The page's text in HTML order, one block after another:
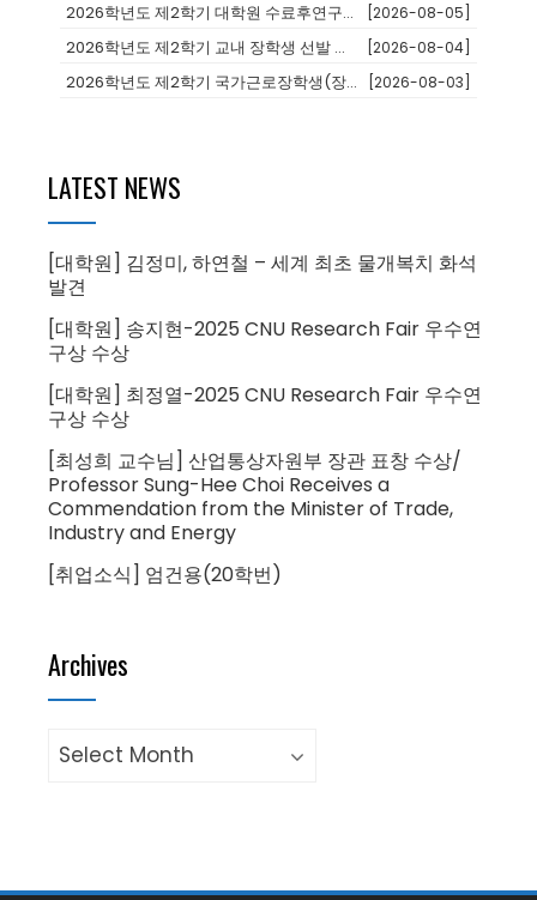
2026학년도 제2학기 대학원 수료후연구생 등록 안내 [2026-08-05]
2026학년도 제2학기 교내 장학생 선발 안내 [2026-08-04]
2026학년도 제2학기 국가근로장학생(장애대학생 봉사유형) 모집 안내 [2026-08-03]
LATEST NEWS
[대학원] 김정미, 하연철 – 세계 최초 물개복치 화석
발견
[대학원] 송지현-2025 CNU Research Fair 우수연
구상 수상
[대학원] 최정열-2025 CNU Research Fair 우수연
구상 수상
[최성희 교수님] 산업통상자원부 장관 표창 수상/
Professor Sung-Hee Choi Receives a
Commendation from the Minister of Trade,
Industry and Energy
[취업소식] 엄건용(20학번)
Archives